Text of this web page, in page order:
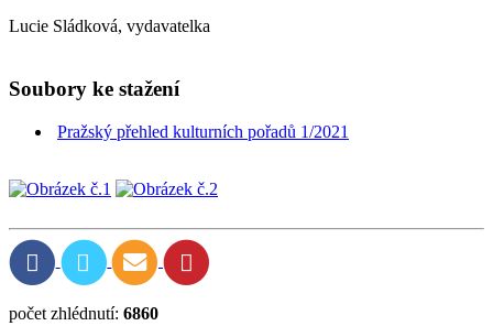
Lucie Sládková, vydavatelka
Soubory ke stažení
Pražský přehled kulturních pořadů 1/2021
počet zhlédnutí: 6860